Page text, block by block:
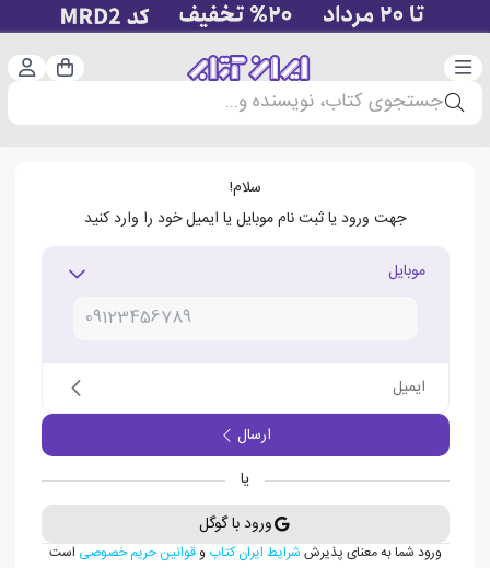
دسته‌بندی سبد
جستجوی کتاب، نویسنده و...
سلام!
جهت ورود یا ثبت نام موبایل یا ایمیل خود را وارد کنید
موبایل
ایمیل
ارسال
یا
ورود با گوگل
ورود شما به معنای پذیرش شرایط ایران کتاب وقوانین حریم خصوصی است